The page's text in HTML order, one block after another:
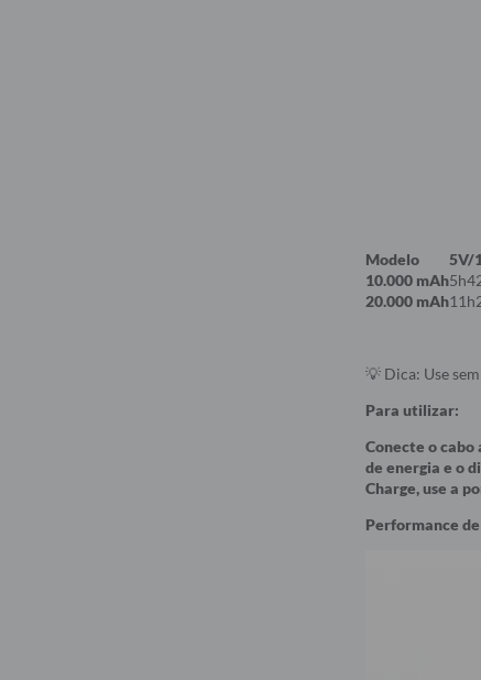
Modelo 5V/
10.000 mAh
20.000 mAh
💡 Dica: Use
Para utilizar:
Conecte o
de energia e o
Charge, use a
Performance